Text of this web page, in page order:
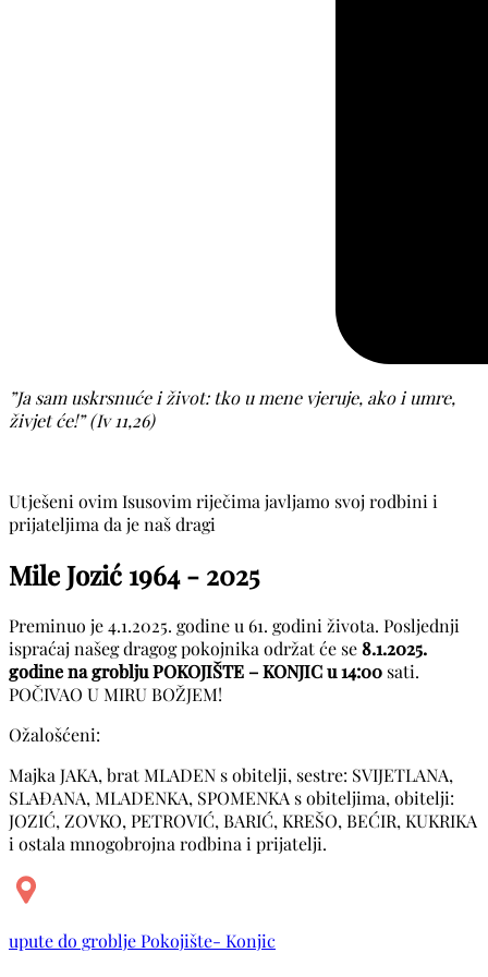
”Ja sam uskrsnuće i život: tko u mene vjeruje, ako i umre,
živjet će!” (Iv 11,26)
Utješeni ovim Isusovim riječima javljamo svoj rodbini i
prijateljima da je naš dragi
Mile Jozić 1964 - 2025
Preminuo je 4.1.2025. godine u 61. godini života. Posljednji
ispraćaj našeg dragog pokojnika održat će se8.1.2025.
godine na groblju POKOJIŠTE – KONJIC u 14:00 sati.
POČIVAO U MIRU BOŽJEM!
Ožalošćeni:
Majka JAKA, brat MLADEN s obitelji, sestre: SVIJETLANA,
SLAĐANA, MLADENKA, SPOMENKA s obiteljima, obitelji:
JOZIĆ, ZOVKO, PETROVIĆ, BARIĆ, KREŠO, BEĆIR, KUKRIKA
i ostala mnogobrojna rodbina i prijatelji.
upute do groblje Pokojište- Konjic